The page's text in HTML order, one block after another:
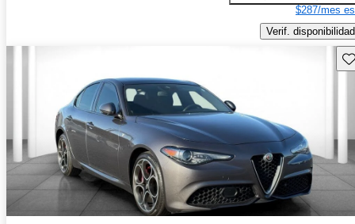
$287/mes
Verif. disponibilidad